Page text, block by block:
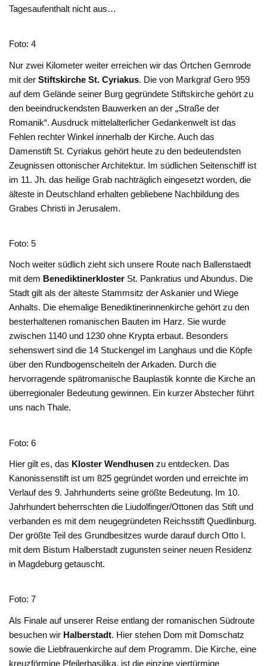
Tagesaufenthalt nicht aus…
Foto: 4
Nur zwei Kilometer weiter erreichen wir das Örtchen Gernrode
mit derStiftskirche St. Cyriakus. Die von Markgraf Gero 959
auf dem Gelände seiner Burg gegründete Stiftskirche gehört zu
den beeindruckendsten Bauwerken an der „Straße der
Romanik“. Ausdruck mittelalterlicher Gedankenwelt ist das
Fehlen rechter Winkel innerhalb der Kirche. Auch das
Damenstift St. Cyriakus gehört heute zu den bedeutendsten
Zeugnissen ottonischer Architektur. Im südlichen Seitenschiff ist
im 11. Jh. das heilige Grab nachträglich eingesetzt worden, die
älteste in Deutschland erhalten gebliebene Nachbildung des
Grabes Christi in Jerusalem.
Foto: 5
Noch weiter südlich zieht sich unsere Route nach Ballenstaedt
mit dem Benediktinerkloster St. Pankratius und Abundus. Die
Stadt gilt als der älteste Stammsitz der Askanier und Wiege
Anhalts. Die ehemalige Benediktinerinnenkirche gehört zu den
besterhaltenen romanischen Bauten im Harz. Sie wurde
zwischen 1140 und 1230 ohne Krypta erbaut. Besonders
sehenswert sind die 14 Stuckengel im Langhaus und die Köpfe
über den Rundbogenscheiteln der Arkaden. Durch die
hervorragende spätromanische Bauplastik konnte die Kirche an
überregionaler Bedeutung gewinnen. Ein kurzer Abstecher führt
uns nach Thale.
Foto: 6
Hier gilt es, das Kloster Wendhusen zu entdecken. Das
Kanonissenstift ist um 825 gegründet worden und erreichte im
Verlauf des 9. Jahrhunderts seine größte Bedeutung. Im 10.
Jahrhundert beherrschten die Liudolfinger/Ottonen das Stift und
verbanden es mit dem neugegründeten Reichsstift Quedlinburg.
Der größte Teil des Grundbesitzes wurde darauf durch Otto I.
mit dem Bistum Halberstadt zugunsten seiner neuen Residenz
in Magdeburg getauscht.
Foto: 7
Als Finale auf unserer Reise entlang der romanischen Südroute
besuchen wir Halberstadt. Hier stehen Dom mit Domschatz
sowie die Liebfrauenkirche auf dem Programm. Die Kirche, eine
kreuzförmige Pfeilerbasilika, ist die einzige viertürmige